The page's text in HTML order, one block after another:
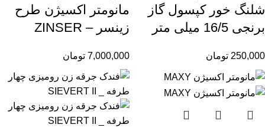
شلنگ خور کپسول گاز
برنجی 16/5 میلی متر
250,000 تومان
مانومتر اکسیژن طرح
زینسر – ZINSER
7,000,000 تومان